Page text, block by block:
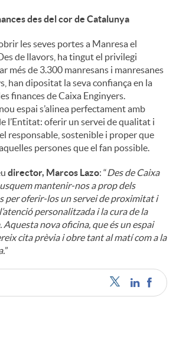
des del cor de Catalunya
les seves portes a Manresa el
de llavors, ha tingut el privilegi
més de 3.300 manresans i manresanes
han dipositat la seva confiança en la
finances de Caixa Enginyers.
espai s’alinea perfectament amb
l’Entitat: oferir un servei de qualitat i
responsable, sostenible i proper que
persones que el fan possible.
director, Marcos Lazo: “Des de Caixa
mantenir-nos a prop dels
per oferir-los un servei de proximitat i
personalitzada i la cura de la
Aquesta nova oficina, que és un espai
cita prèvia i obre tant al matí com a la
”